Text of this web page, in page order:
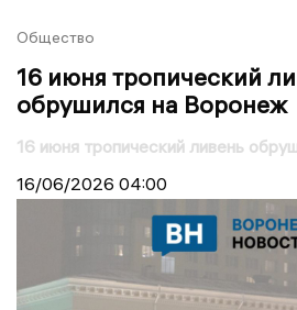
Общество
16 июня тропический
обрушился на Воронеж
16 июня тропический ливень
16/06/2026 04:00